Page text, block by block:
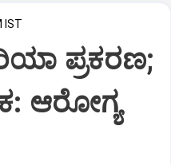
IST
ಪ್ರಕರಣ;
ಆರೋಗ್ಯ